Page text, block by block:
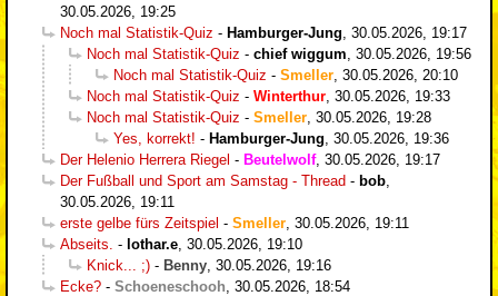
30.05.2026, 19:25
Noch mal Statistik-Quiz - Hamburger-Jung 30.05.2026, 19:17
Noch mal Statistik-Quiz - chief wiggum 30.05.2026, 19:56
Noch mal Statistik-Quiz - Smeller 30.05.2026, 20:10
Noch mal Statistik-Quiz - Winterthur 30.05.2026, 19:33
Noch mal Statistik-Quiz - Smeller 30.05.2026, 19:28
Yes, korrekt! - Hamburger-Jung 30.05.2026, 19:36
Der Helenio Herrera Riegel - Beutelwolf, 30.05.2026, 19:17
Der Fußball und Sport am Samstag - Thread - bob
30.05.2026, 19:11
erste gelbe fürs Zeitspiel - Smeller 30.05.2026, 19:11
Abseits. - lothar.e 30.05.2026, 19:10
Knick... ;) - Benny 30.05.2026, 19:16
Ecke? - Schoeneschooh 30.05.2026, 18:54